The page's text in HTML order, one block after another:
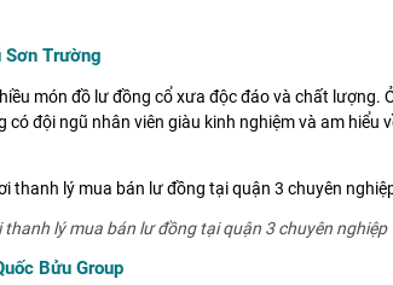
Sơn Trường
món đồ lư đồng cổ xưa độc đáo và chất lượng.
đội ngũ nhân viên giàu kinh nghiệm và am hiểu
thanh lý mua bán lư đồng tại quận 3 chuyên nghiệp
Bửu Group